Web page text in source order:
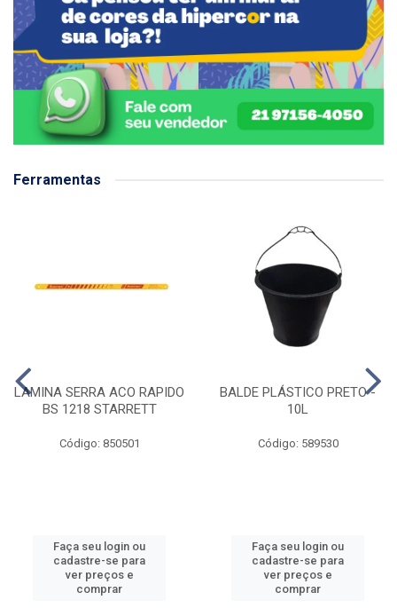
Ferramentas
LAMINA SERRA ACO RAPIDO
BS 1218 STARRETT
Código: 850501
Faça seu login ou
cadastre-se para
ver preços e
comprar
BALDE PLÁSTICO PRETO -
10L
Código: 589530
Faça seu login ou
cadastre-se para
ver preços e
comprar